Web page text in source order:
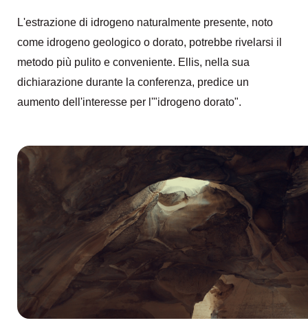
L'estrazione di idrogeno naturalmente presente, noto
come idrogeno geologico o dorato, potrebbe rivelarsi il
metodo più pulito e conveniente. Ellis, nella sua
dichiarazione durante la conferenza, predice un
aumento dell'interesse per l'"idrogeno dorato".